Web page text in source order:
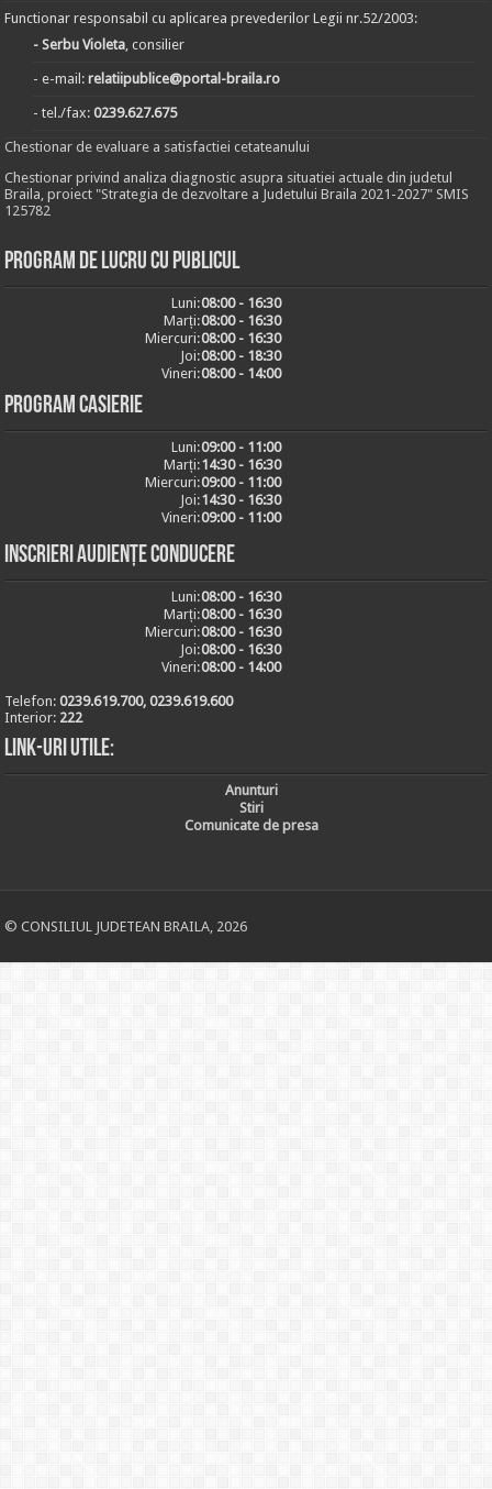
Functionar responsabil cu aplicarea prevederilor Legii nr.52/2003:
- Serbu Violeta, consilier
- e-mail:relatiipublice@portal-braila.ro
- tel./fax:0239.627.675
Chestionar de evaluare a satisfactiei cetateanului
Chestionar privind analiza diagnostic asupra situatiei actuale din judetul
Braila, proiect "Strategia de dezvoltare a Judetului Braila 2021-2027" SMIS
125782
Program de lucru cu publicul
Luni:08:00 - 16:30
Marți:08:00 - 16:30
Miercuri:08:00 - 16:30
Joi:08:00 - 18:30
Vineri:08:00 - 14:00
Program casierie
Luni:09:00 - 11:00
Marți:14:30 - 16:30
Miercuri:09:00 - 11:00
Joi:14:30 - 16:30
Vineri:09:00 - 11:00
Inscrieri audiențe conducere
Luni:08:00 - 16:30
Marți:08:00 - 16:30
Miercuri:08:00 - 16:30
Joi:08:00 - 16:30
Vineri:08:00 - 14:00
Telefon:0239.619.700, 0239.619.600
Interior: 222
Link-uri utile:
Anunturi
Stiri
Comunicate de presa
© CONSILIUL JUDETEAN BRAILA, 2026